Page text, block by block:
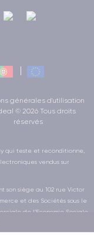
générales d'utilisation
© 2026 Tous droits
réservés
qui teste et reconditionne,
vendus sur
son siège au 102 rue Victor
et des Sociétés sous le
de l’Economie Sociale
du 31 juillet 2014